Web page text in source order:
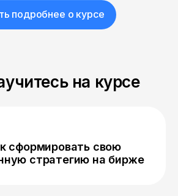
подробнее о курсе
на курсе
сформировать свою
стратегию на бирже